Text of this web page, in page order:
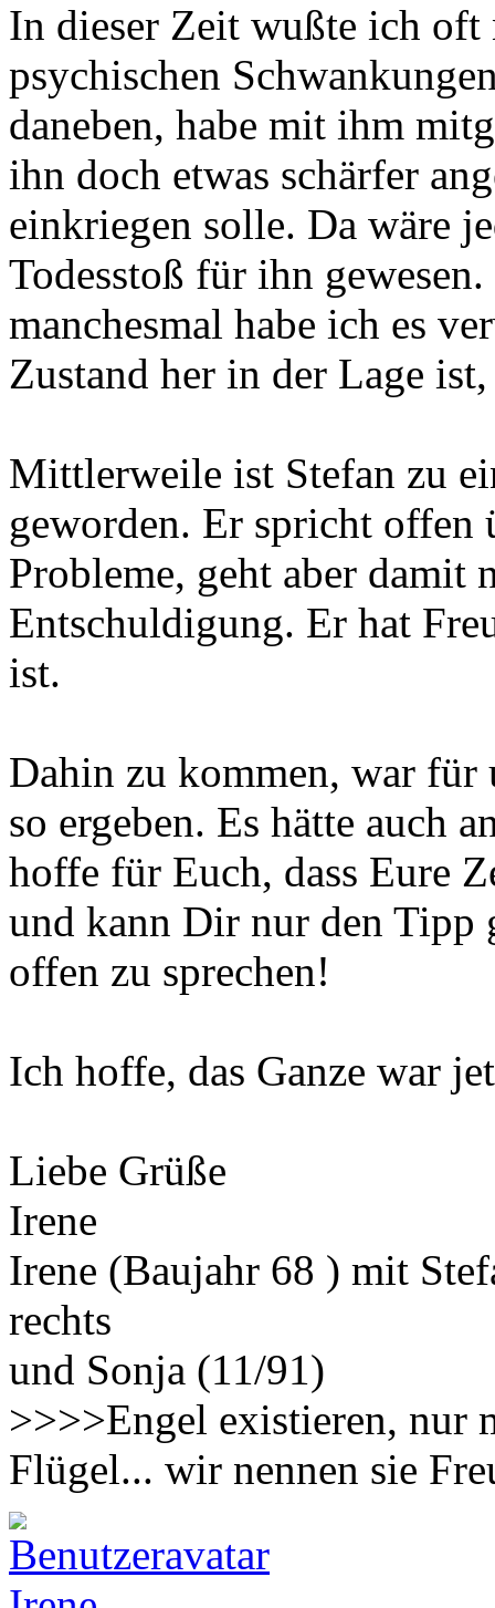
In dieser Zeit wußte ich
psychischen
daneben, habe mit ihm
ihn doch etwas schärfer
einkriegen solle. Da wäre
Todesstoß für ihn
manchesmal habe ich es
Zustand her in der Lage
Mittlerweile ist Stefan zu
geworden. Er spricht offen
Probleme, geht aber damit
Entschuldigung. Er hat
ist.
Dahin zu kommen, war
so ergeben. Es hätte auch
hoffe für Euch, dass Eure
und kann Dir nur den Tipp
offen zu sprechen!
Ich hoffe, das Ganze war
Liebe Grüße
Irene
Irene (Baujahr 68 ) mit
rechts
und Sonja (11/91)
>>>>Engel existieren, nur
Flügel... wir nennen sie